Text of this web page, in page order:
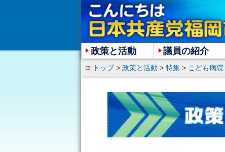
トップ> 政策と活動 > 特集 > こども病院
政策と活動 議員の紹介